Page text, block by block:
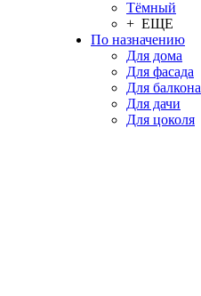
Тёмный
+ ЕЩЕ
По назначению
Для дома
Для фасада
Для балкона
Для дачи
Для цоколя